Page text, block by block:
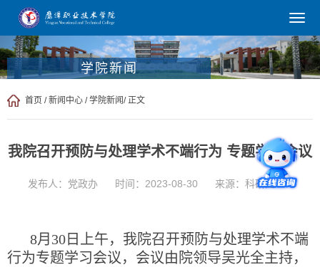
学院新闻
首页 /新闻中心 /学院新闻/ 正文
我院召开预防与处理学术不端行为 专题学习会议
发布人：党政办 时间：2023-08-30 来源：科研处
8月30日上午，我院召开预防与处理学术不端
行为专题学习会议，会议由院领导吴光全主持，